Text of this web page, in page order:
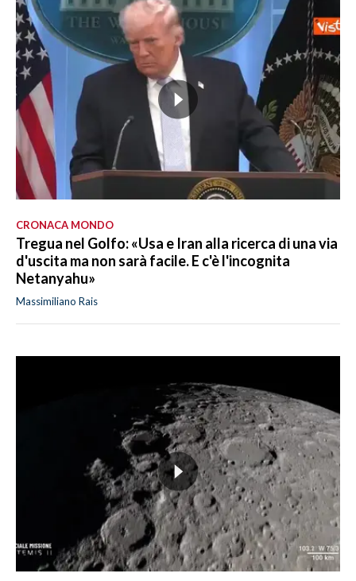
CRONACA MONDO
Tregua nel Golfo: «Usa e Iran alla ricerca di una via
d'uscita ma non sarà facile. E c'è l'incognita
Netanyahu»
Massimiliano Rais